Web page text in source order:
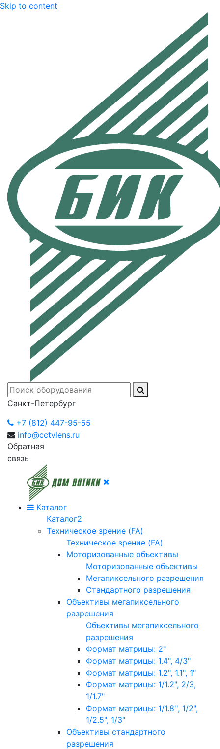
Skip to content
Санкт-Петербург
+7 (812) 447-95-55
info@cctvlens.ru
Обратная
связь
Каталог
Каталог2
Техническое зрение (FA)
Техническое зрение (FA)
Моторизованные объективы
Моторизованные объективы
Мегапиксельного разрешения
Стандартного разрешения
Объективы мегапиксельного
разрешения
Объективы мегапиксельного
разрешения
Формат матрицы: 2"
Формат матрицы: 1.4", 4/3"
Формат матрицы: 1.2", 1.1", 1"
Формат матрицы: 1/1.2", 2/3,
1/1.7"
Формат матрицы: 1/1.8'', 1/2",
1/2.5", 1/3"
Объективы стандартного
разрешения